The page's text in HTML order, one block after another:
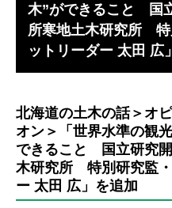
木”ができること 国
所寒地土木研究所 特
ットリーダー 太田 広
北海道の土木の話＞オ
オン＞「世界水準の観
できること 国立研究
木研究所 特別研究監
ー 太田 広」を追加